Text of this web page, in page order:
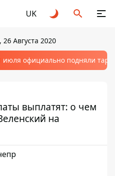
UK
26 Августа 2020
июля официально подняли
выплатят: о чем
на